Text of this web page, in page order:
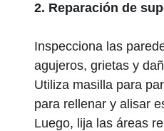
2. Reparación de
Inspecciona las
agujeros, grietas y
Utiliza masilla para
para rellenar y alisar
Luego, lija las áreas